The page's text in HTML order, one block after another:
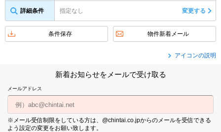
詳細条件 指定なし 変更する
条件保存 物件新着メール
アイコンの説明
新着お知らせをメールで受け取る
メールアドレス
※メール受信制限をしている方は、@chintai.co.jpからのメールを受信できる
よう設定の変更をお願い致します。